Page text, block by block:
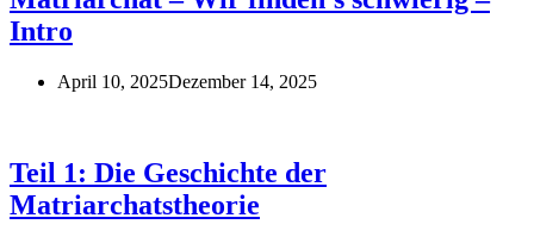
Intro
April 10, 2025Dezember 14, 2025
Teil 1: Die Geschichte der
Matriarchatstheorie